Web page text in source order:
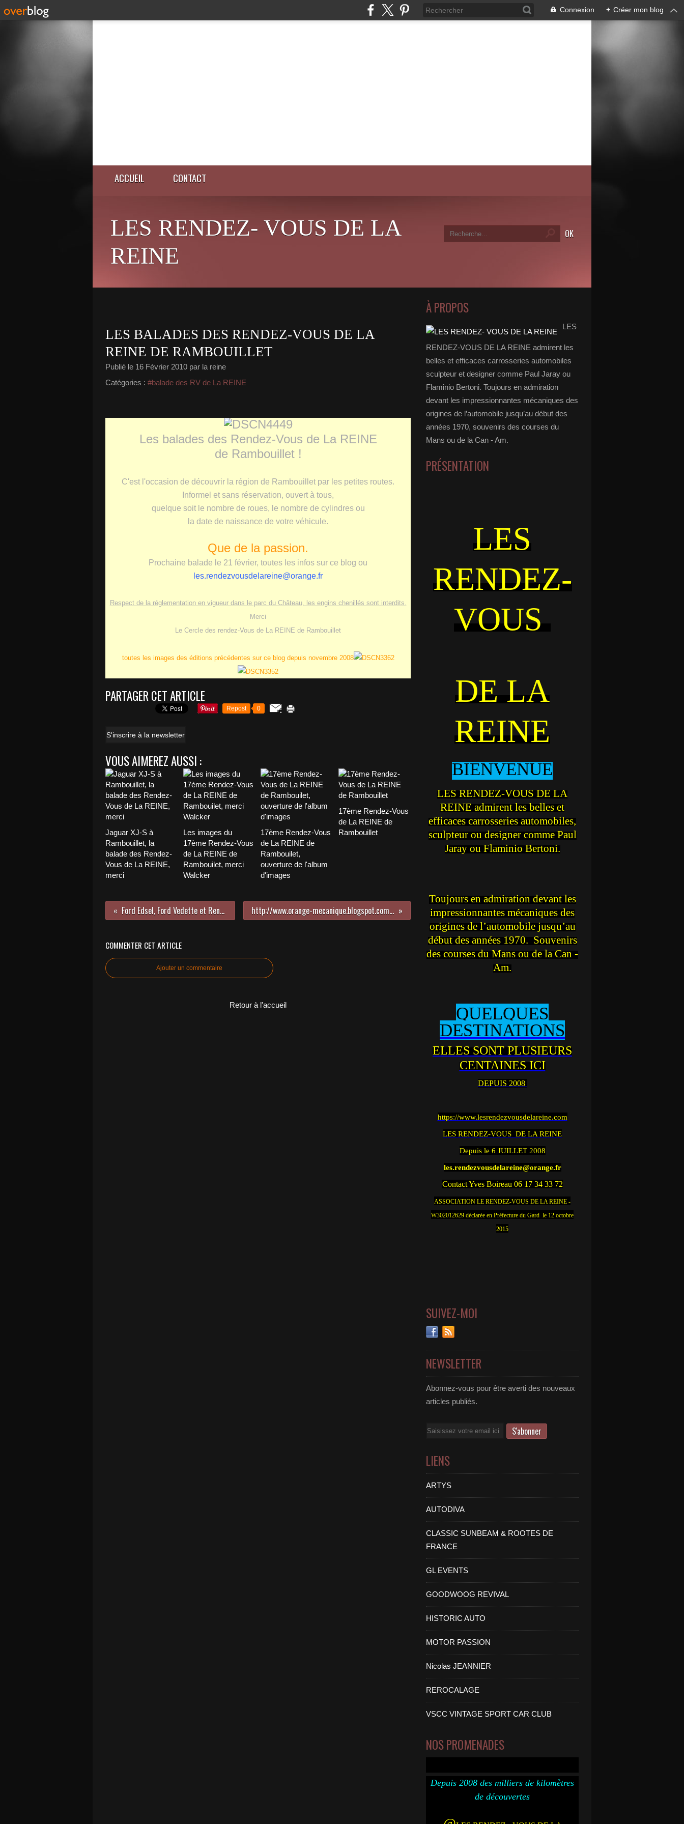
Connexion + Créer mon blog
ACCUEIL CONTACT
LES RENDEZ- VOUS DE LA
REINE
LES BALADES DES RENDEZ-VOUS DE LA
REINE DE RAMBOUILLET
Publié le 16 Février 2010 par la reine
Catégories : #balade des RV de La REINE
Les balades des Rendez-Vous de La REINE
de Rambouillet !
C'est l'occasion de découvrir la région de Rambouillet par les petites routes.
Informel et sans réservation, ouvert à tous,
quelque soit le nombre de roues, le nombre de cylindres ou
la date de naissance de votre véhicule.
Que de la passion.
Prochaine balade le 21 février, toutes les infos sur ce blog ou
les.rendezvousdelareine@orange.fr
Respect de la réglementation en vigueur dans le parc du Château, les engins chenillés sont interdits.
Merci
Le Cercle des rendez-Vous de La REINE de Rambouillet
toutes les images des éditions précédentes sur ce blog depuis novembre 2008
PARTAGER CET ARTICLE
Repost 0
S'inscrire à la newsletter
VOUS AIMEREZ AUSSI :
Jaguar XJ-S à
Rambouillet, la
balade des Rendez-
Vous de La REINE,
merci
Les images du
17ème Rendez-Vous
de La REINE de
Rambouilet, merci
Walcker
17ème Rendez-Vous
de La REINE de
Rambouilet,
ouverture de l'album
d'images
17ème Rendez-Vous
de La REINE de
Rambouillet
Ford Edsel, Ford Vedette et Renault Floride http://www.orange-mecanique.blogspot.com/, merci Jacky
COMMENTER CET ARTICLE
Ajouter un commentaire
Retour à l'accueil
À PROPOS
LES
RENDEZ-VOUS DE LA REINE admirent les
belles et efficaces carrosseries automobiles
sculpteur et designer comme Paul Jaray ou
Flaminio Bertoni. Toujours en admiration
devant les impressionnantes mécaniques des
origines de l’automobile jusqu’au début des
années 1970, souvenirs des courses du
Mans ou de la Can - Am.
PRÉSENTATION
LES
RENDEZ-
VOUS
DE LA
REINE
BIENVENUE
LES RENDEZ-VOUS DE LA
REINE admirent les belles et
efficaces carrosseries automobiles,
sculpteur ou designer comme Paul
Jaray ou Flaminio Bertoni.
Toujours en admiration devant les
impressionnantes mécaniques des
origines de l’automobile jusqu’au
début des années 1970. Souvenirs
des courses du Mans ou de la Can -
Am.
QUELQUES
DESTINATIONS
ELLES SONT PLUSIEURS
CENTAINES ICI
DEPUIS 2008
https://www.lesrendezvousdelareine.com
LES RENDEZ-VOUS DE LA REINE
Depuis le 6 JUILLET 2008
les.rendezvousdelareine@orange.fr
Contact Yves Boireau 06 17 34 33 72
ASSOCIATION LE RENDEZ-VOUS DE LA REINE -
W302012629 déclarée en Préfecture du Gard le 12 octobre
2015
SUIVEZ-MOI
NEWSLETTER
Abonnez-vous pour être averti des nouveaux
articles publiés.
Email
LIENS
ARTYS
AUTODIVA
CLASSIC SUNBEAM & ROOTES DE
FRANCE
GL EVENTS
GOODWOOG REVIVAL
HISTORIC AUTO
MOTOR PASSION
Nicolas JEANNIER
REROCALAGE
VSCC VINTAGE SPORT CAR CLUB
NOS PROMENADES
Depuis 2008 des milliers de kilomètres
de découvertes